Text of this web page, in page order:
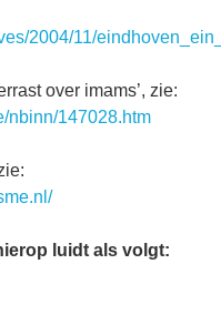
2004/11/
over imams’, zie:
nbinn/147028.htm
luidt als volgt: